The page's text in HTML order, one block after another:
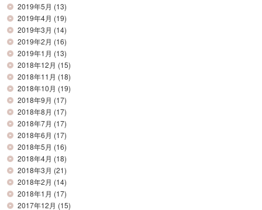
2019年5月 (13)
2019年4月 (19)
2019年3月 (14)
2019年2月 (16)
2019年1月 (13)
2018年12月 (15)
2018年11月 (18)
2018年10月 (19)
2018年9月 (17)
2018年8月 (17)
2018年7月 (17)
2018年6月 (17)
2018年5月 (16)
2018年4月 (18)
2018年3月 (21)
2018年2月 (14)
2018年1月 (17)
2017年12月 (15)